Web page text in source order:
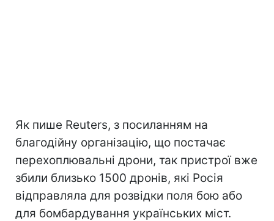
Як пише Reuters, з посиланням на
благодійну організацію, що постачає
перехоплювальні дрони, так пристрої вже
збили близько 1500 дронів, які Росія
відправляла для розвідки поля бою або
для бомбардування українських міст.